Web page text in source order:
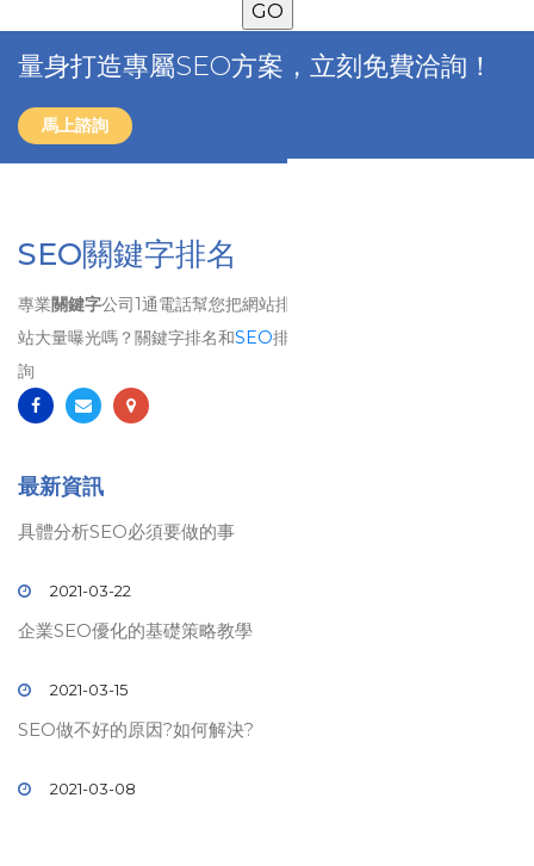
量身打造專屬SEO方案，立刻免費洽詢！
馬上諮詢
SEO關鍵字排名
專業關鍵字公司1通電話幫您把網站排名到第1頁、 想要讓自己的網
站大量曝光嗎？關鍵字排名和SEO排名將是您最佳的選擇！歡迎洽
詢
最新資訊
具體分析SEO必須要做的事
2021-03-22
企業SEO優化的基礎策略教學
2021-03-15
SEO做不好的原因?如何解決?
2021-03-08